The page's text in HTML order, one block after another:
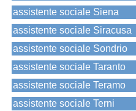
assistente sociale Siena
assistente sociale Siracusa
assistente sociale Sondrio
assistente sociale Taranto
assistente sociale Teramo
assistente sociale Terni